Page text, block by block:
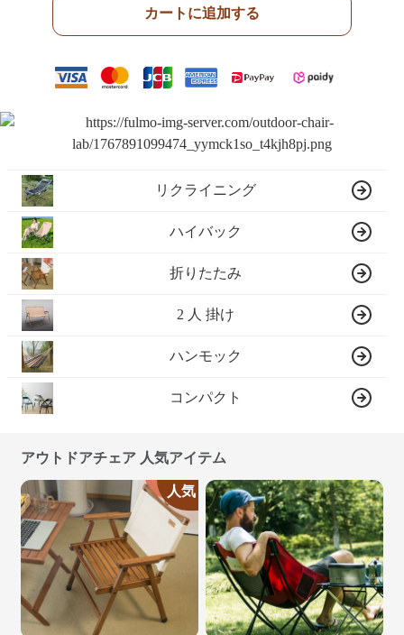
カートに追加する
リクライニング
ハイバック
折りたたみ
2 人 掛け
ハンモック
コンパクト
アウトドアチェア 人気アイテム
人気